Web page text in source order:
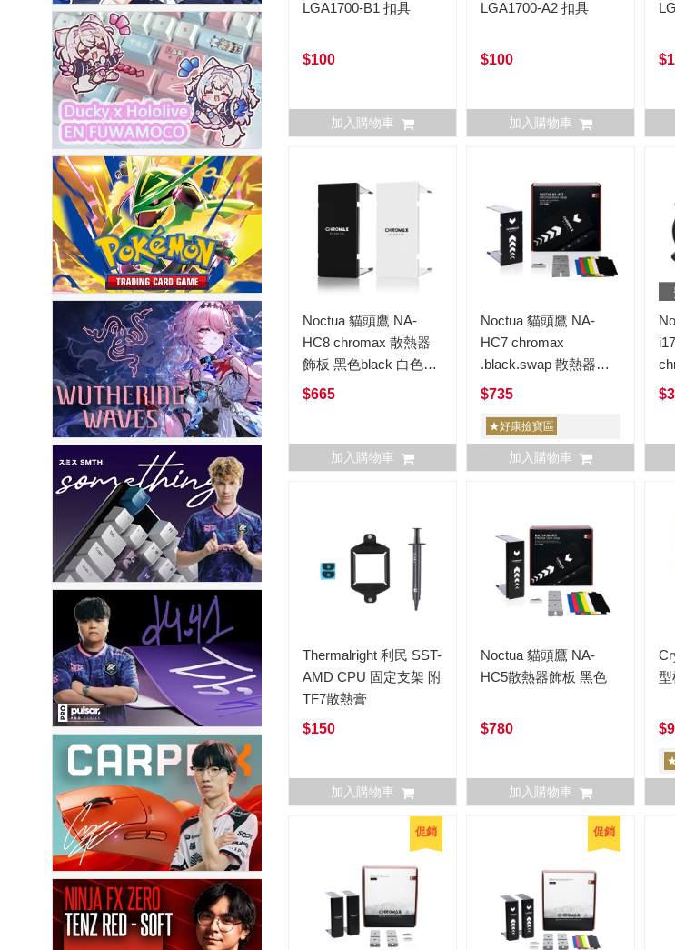
LGA1700-B1 扣具
$100
加入購物車
LGA1700-A2 扣具
$100
加入購物車
Noctua 貓頭鷹 NA-
HC8 chromax 散熱器
飾板 黑色black 白色
white
$665
加入購物車
Noctua 貓頭鷹 NA-
HC7 chromax
.black.swap 散熱器飾
板 黑色
$735
★好康撿寶區
加入購物車
具
Thermalright 利民 SST-
AMD CPU 固定支架 附
TF7散熱膏
$150
加入購物車
Noctua 貓頭鷹 NA-
HC5散熱器飾板 黑色
$780
加入購物車
型
促銷 促銷